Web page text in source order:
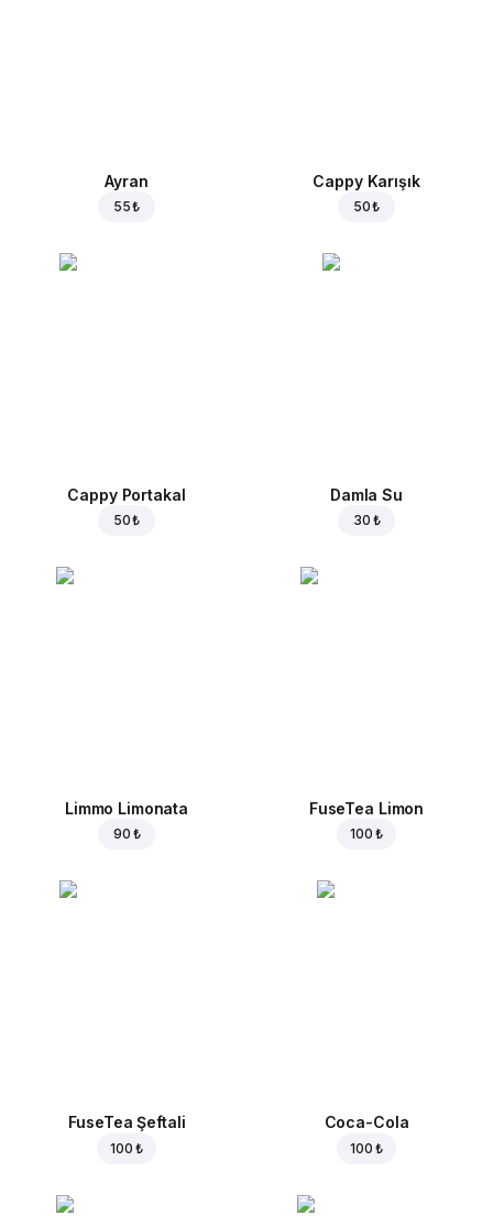
Ayran
55 ₺
Cappy Karışık
50 ₺
Cappy Portakal
50 ₺
Damla Su
30 ₺
Limmo Limonata
90 ₺
FuseTea Limon
100 ₺
FuseTea Şeftali
100 ₺
Coca-Cola
100 ₺